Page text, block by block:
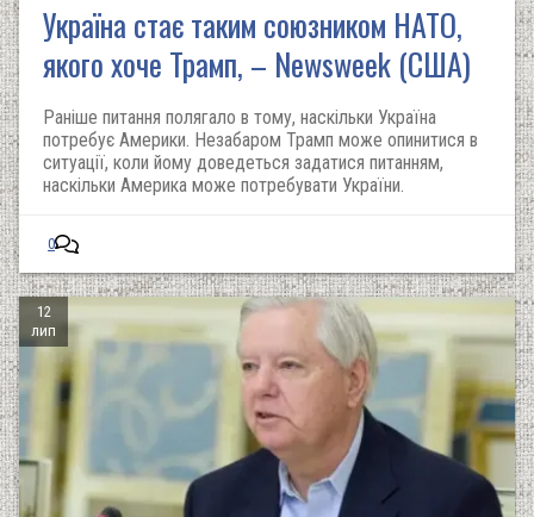
Україна стає таким союзником НАТО,
якого хоче Трамп, – Newsweek (США)
Раніше питання полягало в тому, наскільки Україна
потребує Америки. Незабаром Трамп може опинитися в
ситуації, коли йому доведеться задатися питанням,
наскільки Америка може потребувати України.
0
12
лип